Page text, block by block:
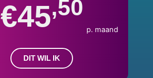
€45,50
p. maand
DIT WIL IK